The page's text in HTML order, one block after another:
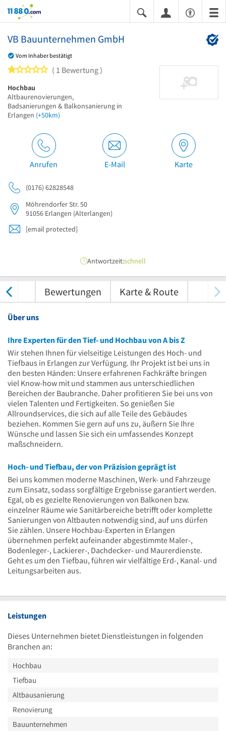
11880.com
VB Bauunternehmen GmbH
Vom Inhaber bestätigt
1 von 5 Sternen
1 Bewertung
Hochbau
Altbaurenovierungen,
Badsanierungen & Balkonsanierung in
Erlangen (+50km)
Anrufen E-Mail Karte
(0176) 62828548
Möhrendorfer Str. 50
91056 Erlangen (Alterlangen)
[email protected]
Antwortzeit:schnell
Bewertungen Karte & Route
Über uns
Ihre Experten für den Tief- und Hochbau von A bis Z
Wir stehen Ihnen für vielseitige Leistungen des Hoch- und
Tiefbaus in Erlangen zur Verfügung. Ihr Projekt ist bei uns in
den besten Händen: Unsere erfahrenen Fachkräfte bringen
viel Know-how mit und stammen aus unterschiedlichen
Bereichen der Baubranche. Daher profitieren Sie bei uns von
vielen Talenten und Fertigkeiten. So genießen Sie
Allroundservices, die sich auf alle Teile des Gebäudes
beziehen. Kommen Sie gern auf uns zu, äußern Sie Ihre
Wünsche und lassen Sie sich ein umfassendes Konzept
maßschneidern.
Hoch- und Tiefbau, der von Präzision geprägt ist
Bei uns kommen moderne Maschinen, Werk- und Fahrzeuge
zum Einsatz, sodass sorgfältige Ergebnisse garantiert werden.
Egal, ob es gezielte Renovierungen von Balkonen bzw.
einzelner Räume wie Sanitärbereiche betrifft oder komplette
Sanierungen von Altbauten notwendig sind, auf uns dürfen
Sie zählen. Unsere Hochbau-Experten in Erlangen
übernehmen perfekt aufeinander abgestimmte Maler-,
Bodenleger-, Lackierer-, Dachdecker- und Maurerdienste.
Geht es um den Tiefbau, führen wir vielfältige Erd-, Kanal- und
Leitungsarbeiten aus.
Leistungen
Dieses Unternehmen bietet Dienstleistungen in folgenden
Branchen an:
Hochbau
Tiefbau
Altbausanierung
Renovierung
Bauunternehmen